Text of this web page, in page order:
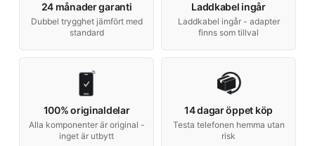
24 månader garanti
Dubbel trygghet jämfört med
standard
Laddkabel ingår
Laddkabel ingår - adapter
finns som tillval
100% originaldelar
Alla komponenter är original -
inget är utbytt
14 dagar öppet köp
Testa telefonen hemma utan
risk